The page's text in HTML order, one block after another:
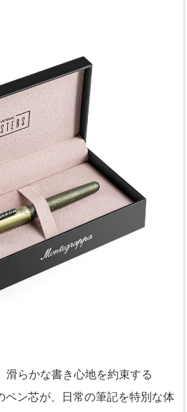
滑らかな書き心地を約束する
ペン芯が、日常の筆記を特別な体